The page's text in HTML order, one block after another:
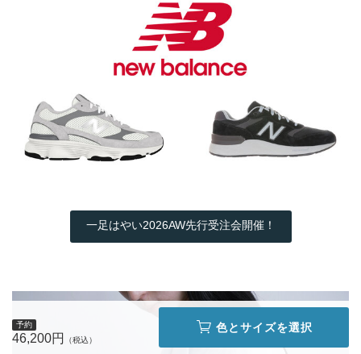
一足はやい2026AW先行受注会開催！
予約
46,200円
色とサイズを選択